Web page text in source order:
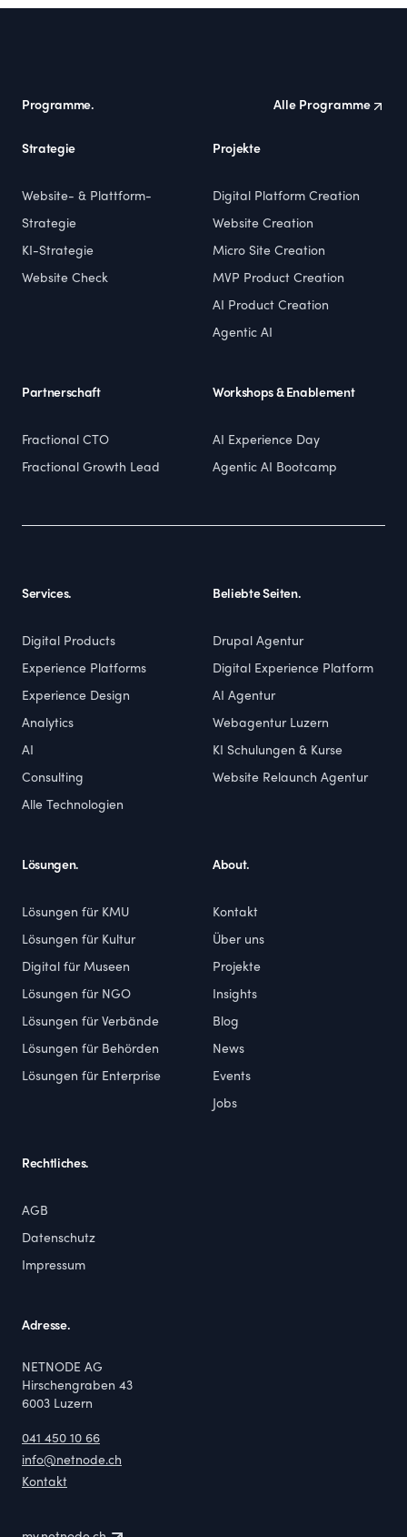
Programme. Alle Programme
Strategie
Website- & Plattform-
Strategie
KI-Strategie
Website Check
Projekte
Digital Platform Creation
Website Creation
Micro Site Creation
MVP Product Creation
AI Product Creation
Agentic AI
Partnerschaft
Fractional CTO
Fractional Growth Lead
Workshops & Enablement
AI Experience Day
Agentic AI Bootcamp
Services.
Digital Products
Experience Platforms
Experience Design
Analytics
AI
Consulting
Alle Technologien
Beliebte Seiten.
Drupal Agentur
Digital Experience Platform
AI Agentur
Webagentur Luzern
KI Schulungen & Kurse
Website Relaunch Agentur
Lösungen.
Lösungen für KMU
Lösungen für Kultur
Digital für Museen
Lösungen für NGO
Lösungen für Verbände
Lösungen für Behörden
Lösungen für Enterprise
About.
Kontakt
Über uns
Projekte
Insights
Blog
News
Events
Jobs
Rechtliches.
AGB
Datenschutz
Impressum
Adresse.
NETNODE AG
Hirschengraben 43
6003 Luzern
041 450 10 66
info@netnode.ch
Kontakt